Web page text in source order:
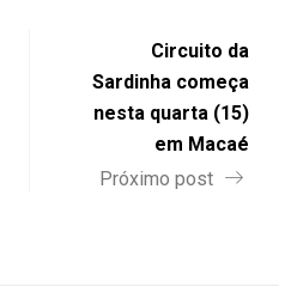
Circuito da
Sardinha começa
nesta quarta (15)
em Macaé
Próximo post